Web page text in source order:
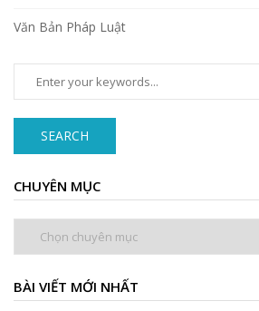
Văn Bản Pháp Luật
SEARCH
CHUYÊN MỤC
BÀI VIẾT MỚI NHẤT